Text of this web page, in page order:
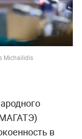
Michailidis
в